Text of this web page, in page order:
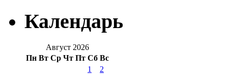
Календарь
Август 2026
Пн Вт Ср Чт Пт Сб Вс
1
2